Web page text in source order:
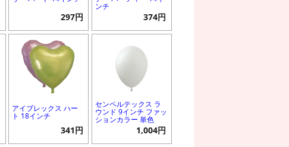
297円
ンチ
374円
アイブレックス ハー
ト 18インチ
341円
センペルテックス ラ
ウンド 9インチ ファッ
ションカラー 単色
1,004円